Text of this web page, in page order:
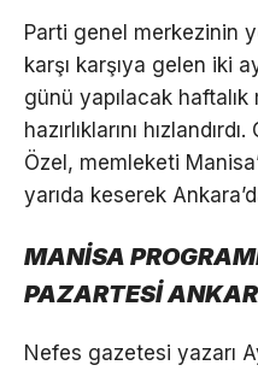
Parti genel merkezinin
karşı karşıya gelen iki
günü yapılacak
hazırlıklarını
Özel, memleketi
yarıda keserek
MANİSA
PAZARTESİ
Nefes gazetesi yazarı